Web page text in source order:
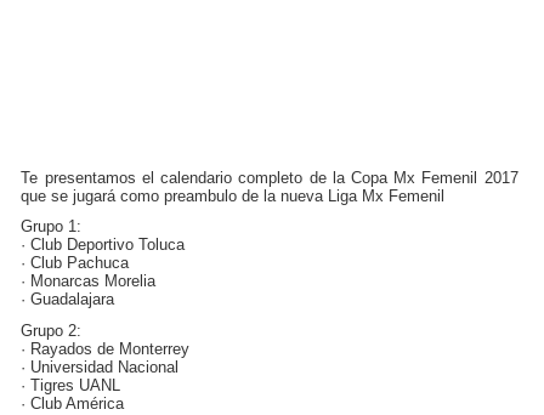
Te presentamos el calendario completo de la Copa Mx Femenil 2017
que se jugará como preambulo de la nueva Liga Mx Femenil
Grupo 1:
· Club Deportivo Toluca
· Club Pachuca
· Monarcas Morelia
· Guadalajara
Grupo 2:
· Rayados de Monterrey
· Universidad Nacional
· Tigres UANL
· Club América